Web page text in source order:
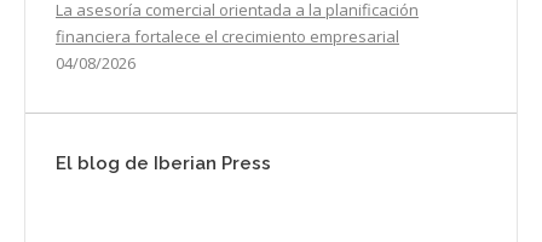
La asesoría comercial orientada a la planificación
financiera fortalece el crecimiento empresarial
04/08/2026
El blog de Iberian Press